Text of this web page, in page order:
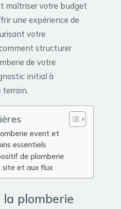
maîtriser votre budget
une expérience de
votre
structurer
de votre
initial à
terrain.
event et
essentiels
de plomberie
et aux flux
la plomberie